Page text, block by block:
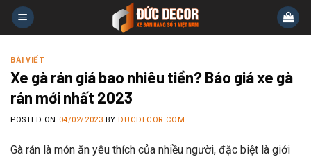
Skip
BÀI VIẾT
Xe gà rán giá bao nhiêu tiền? Báo giá xe gà
rán mới nhất 2023
POSTED ON 04/02/2023 BYDUCDECOR.COM
Gà rán là món ăn yêu thích của nhiều người, đặc biệt là giới